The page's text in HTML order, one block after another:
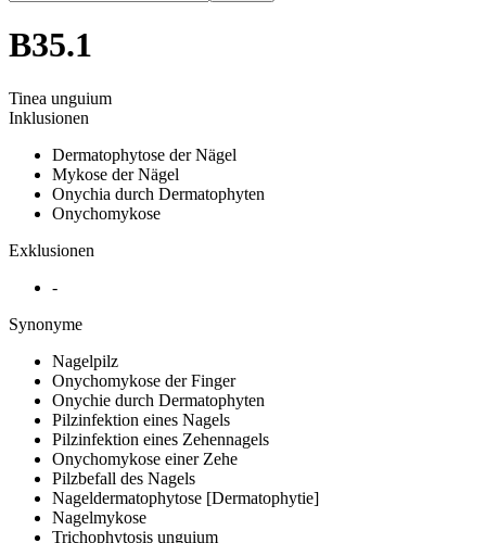
B35.1
Tinea unguium
Inklusionen
Dermatophytose der Nägel
Mykose der Nägel
Onychia durch Dermatophyten
Onychomykose
Exklusionen
-
Synonyme
Nagelpilz
Onychomykose der Finger
Onychie durch Dermatophyten
Pilzinfektion eines Nagels
Pilzinfektion eines Zehennagels
Onychomykose einer Zehe
Pilzbefall des Nagels
Nageldermatophytose [Dermatophytie]
Nagelmykose
Trichophytosis unguium